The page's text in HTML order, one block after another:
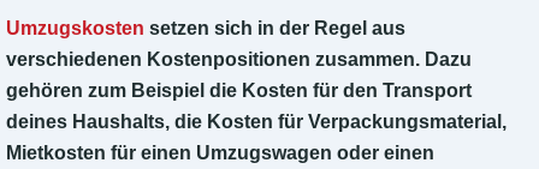
Umzugskosten setzen sich in der Regel aus
verschiedenen Kostenpositionen zusammen. Dazu
gehören zum Beispiel die Kosten für den Transport
deines Haushalts, die Kosten für Verpackungsmaterial,
Mietkosten für einen Umzugswagen oder einen